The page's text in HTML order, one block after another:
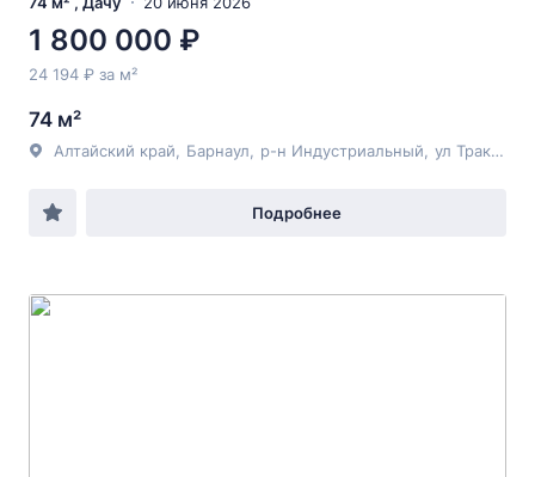
1 800 000 ₽
24 194 ₽ за м²
74 м²
Алтайский край Барнаул р-н Индустриальный ул Трактовая
Подробнее